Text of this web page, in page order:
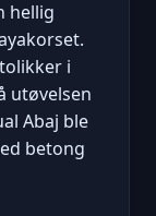
hellig
i
utøvelsen
Abaj ble
betong